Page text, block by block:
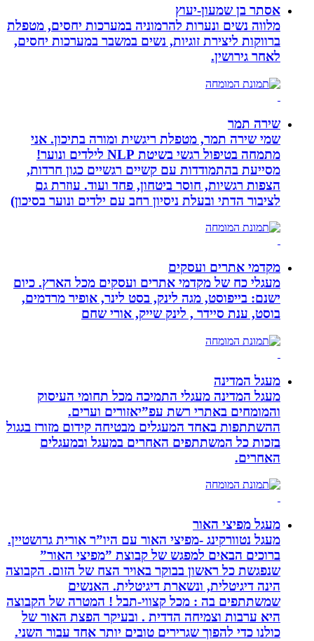
אסתר בן שמעון-יעוץ
מלווה נשים ונערות להרמוניה במערכות יחסים, מטפלת
ברווקות ליצירת זוגיות, נשים במשבר במערכות יחסים,
לאחר גירושין.
שירה תמר
שמי שירה תמר, מטפלת ריגשית ומורה בתיכון. אני
מתמחה בטיפול רגשי בשיטת NLP לילדים ונוער!
מסייעת בהתמודדות עם קשיים רגשיים כגון חרדות,
הצפות רגשיות, חוסר ביטחון, פחד ועוד. עוזרת גם
לציבור הדתי ובעלת ניסיון רחב עם ילדים ונוער בסיכון)
מקדמי אתרים ועסקים
מעגלי כח של מקדמי אתרים ועסקים מכל הארץ. כיום
ישנם: בייפוסט, מגה לינק, בסט לינר, אופיר מרדמים,
בוסט, ענת סיידר , לינק שייק, אורי שחם
מעגל המדינה
מעגל המדינה מעגלי התמיכה מכל תחומי העיסוק
והמומחים באתרי רשת עפ”יאזורים וערים.
ההשתתפות באחד המעגלים מבטיחה קידום מזורז בגגול
בזכות כל המשתתפים האחרים במעגל ובמעגלים
האחרים.
מעגל מפיצי האור
מעגל נטוורקינג -מפיצי האור עם היו”ר אורית גרושטיין.
ברוכים הבאים למפגש של קבוצת ”מפיצי האור”
שנפגשת כל ראשון בבוקר באויר הצח של הזום. הקבוצה
הינה דיגיטלית, ונשארת דיגיטלית. האנשים
שמשתתפים בה : מכל קצווי-תבל ! המטרה של הקבוצה
היא ערבות וצמיחה הדדית . ובעיקר הפצת האור של
כולנו כדי להפוך שגרירים טובים יותר אחד עבור השני.